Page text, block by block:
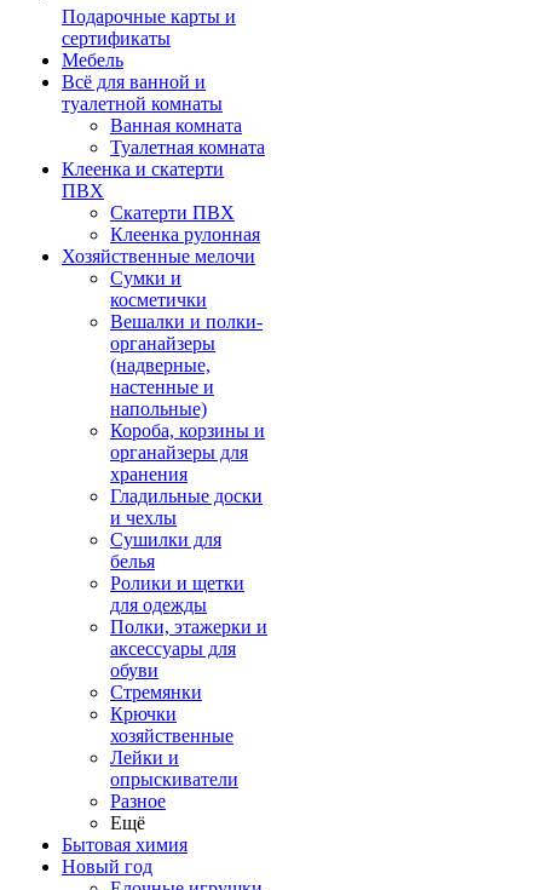
Подарочные карты и
сертификаты
Мебель
Всё для ванной и
туалетной комнаты
Ванная комната
Туалетная комната
Клеенка и скатерти
ПВХ
Скатерти ПВХ
Клеенка рулонная
Хозяйственные мелочи
Сумки и
косметички
Вешалки и полки-
органайзеры
(надверные,
настенные и
напольные)
Короба, корзины и
органайзеры для
хранения
Гладильные доски
и чехлы
Сушилки для
белья
Ролики и щетки
для одежды
Полки, этажерки и
аксессуары для
обуви
Стремянки
Крючки
хозяйственные
Лейки и
опрыскиватели
Разное
Ещё
Бытовая химия
Новый год